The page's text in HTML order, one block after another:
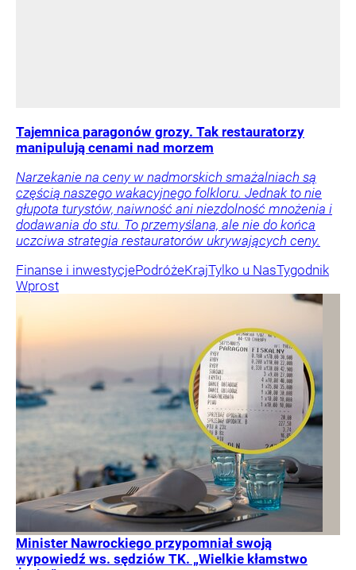
Tajemnica paragonów grozy. Tak restauratorzy
manipulują cenami nad morzem
Narzekanie na ceny w nadmorskich smażalniach są
częścią naszego wakacyjnego folkloru. Jednak to nie
głupota turystów, naiwność ani niezdolność mnożenia i
dodawania do stu. To przemyślana, ale nie do końca
uczciwa strategia restauratorów ukrywających ceny.
Finanse i inwestycjePodróżeKrajTylko u NasTygodnik
Wprost
Minister Nawrockiego przypomniał swoją
wypowiedź ws. sędziów TK. „Wielkie kłamstwo